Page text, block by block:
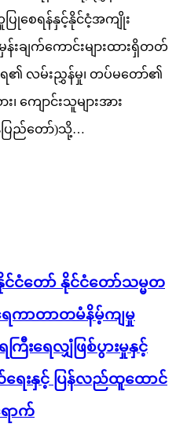
ြုစေရန်နှင့်နိုင်ငံ့အကျိုး
ျက်ကောင်းများထားရှိတတ်
၏ လမ်းညွှန်မှု၊ တပ်မတော်၏
ကျောင်းသူများအား
ြည်တော်)သို့…
င်ငံတော် နိုင်ငံတော်သမ္မတ
ေကာတာတမံနိမ့်ကျမှု
ကြီးရေလျှံဖြစ်ပွားမှုနှင့်
နှင့် ပြန်လည်ထူထောင်
ာက်